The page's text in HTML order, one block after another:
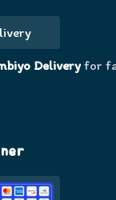
Deliveryfor